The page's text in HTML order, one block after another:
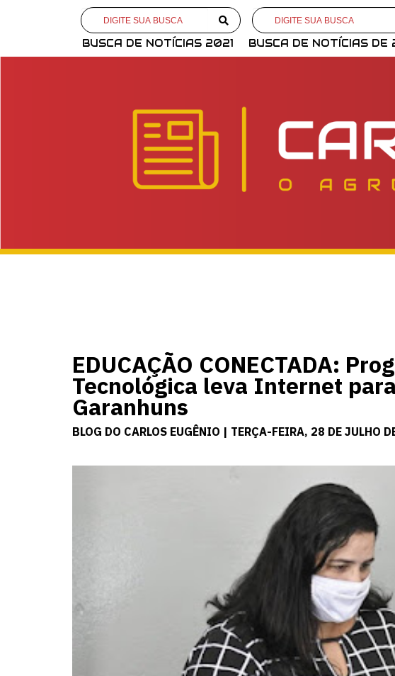
BUSCA DE NOTÍCIAS 2021 BUSCA DE NOTÍCIAS
EDUCAÇÃO CONECTADA:
Tecnológica leva Internet
Garanhuns
BLOG DO CARLOS EUGÊNIO | TERÇA-FEIRA, 28 DE JULHO